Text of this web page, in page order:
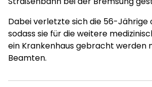
Dabei verletzte sich die 56-
sodass sie für die weitere
ein Krankenhaus gebracht werden
Beamten.